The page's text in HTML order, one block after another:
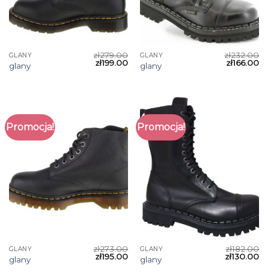
GLANY
glany
zł279.00
zł199.00
GLANY
glany
zł232.00
zł166.00
Promocja!
GLANY
glany
zł273.00
zł195.00
Promocja!
GLANY
glany
zł182.00
zł130.00